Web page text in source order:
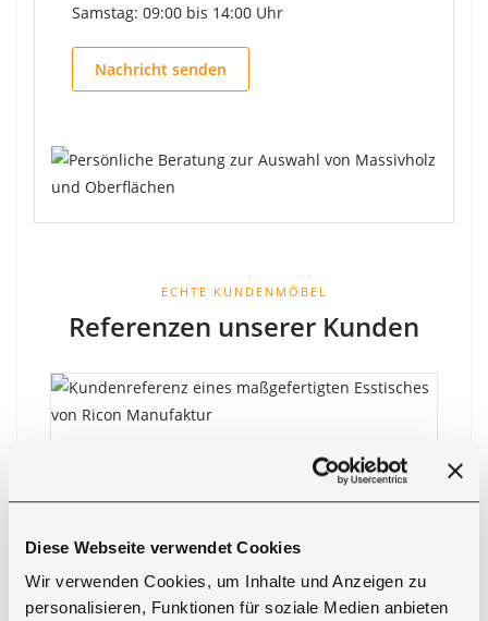
Diese Webseite verwendet Cookies
Wir verwenden Cookies, um Inhalte und Anzeigen zu
personalisieren, Funktionen für soziale Medien anbieten
Samstag: 09:00 bis 14:00 Uhr
Nachricht senden
ECHTE KUNDENMÖBEL
Referenzen unserer Kunden